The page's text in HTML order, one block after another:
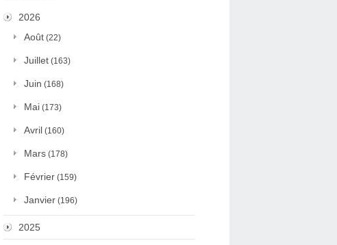
2026
Août (22)
Juillet (163)
Juin (168)
Mai (173)
Avril (160)
Mars (178)
Février (159)
Janvier (196)
2025